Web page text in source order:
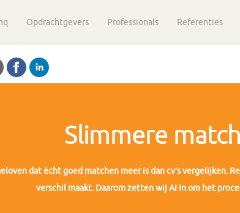
Opdrachtgevers Professionals Referenties
Slimmere
dat écht goed matchen meer is dan cv’s vergelijken.
verschil maakt. Daarom zetten wij AI in om het